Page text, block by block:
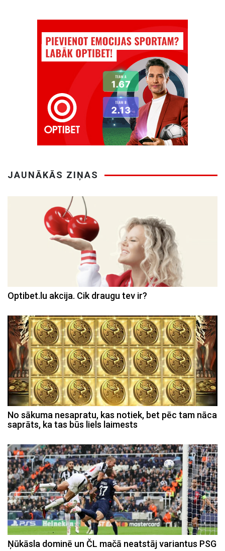
JAUNĀKĀS ZIŅAS
Optibet.lu akcija. Cik draugu tev ir?
No sākuma nesapratu, kas notiek, bet pēc tam nāca
saprāts, ka tas būs liels laimests
Ņūkāsla dominē un ČL mačā neatstāj variantus PSG